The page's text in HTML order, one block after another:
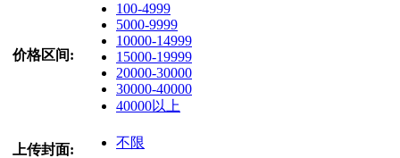
价格区间:
100-4999
5000-9999
10000-14999
15000-19999
20000-30000
30000-40000
40000以上
上传封面: 不限